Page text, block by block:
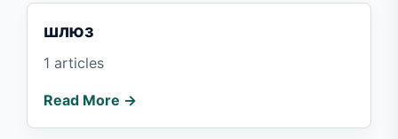
шлюз
1 articles
Read More →